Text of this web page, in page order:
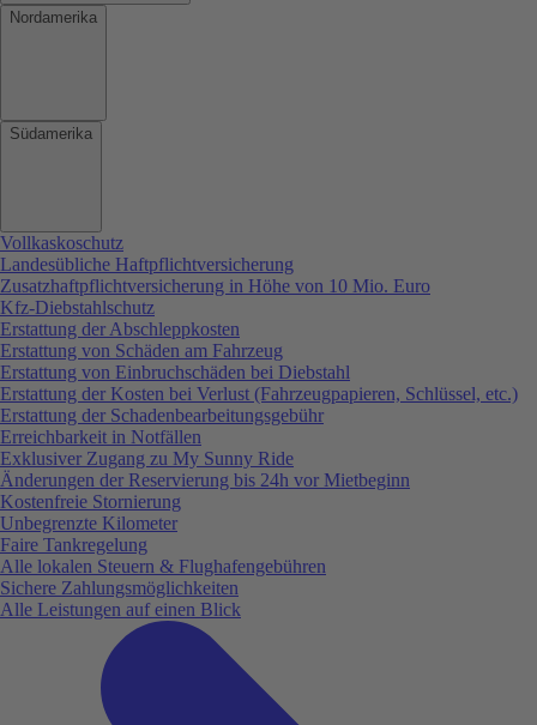
Nordamerika
Südamerika
Vollkaskoschutz
Landesübliche Haftpflichtversicherung
Zusatzhaftpflichtversicherung in Höhe von 10 Mio. Euro
Kfz-Diebstahlschutz
Erstattung der Abschleppkosten
Erstattung von Schäden am Fahrzeug
Erstattung von Einbruchschäden bei Diebstahl
Erstattung der Kosten bei Verlust (Fahrzeugpapieren, Schlüssel, etc.)
Erstattung der Schadenbearbeitungsgebühr
Erreichbarkeit in Notfällen
Exklusiver Zugang zu My Sunny Ride
Änderungen der Reservierung bis 24h vor Mietbeginn
Kostenfreie Stornierung
Unbegrenzte Kilometer
Faire Tankregelung
Alle lokalen Steuern & Flughafengebühren
Sichere Zahlungsmöglichkeiten
Alle Leistungen auf einen Blick